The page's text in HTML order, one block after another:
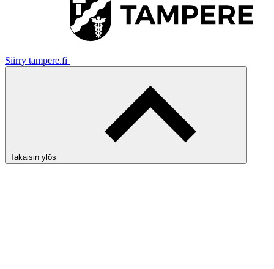
Siirry tampere.fi
Takaisin ylös